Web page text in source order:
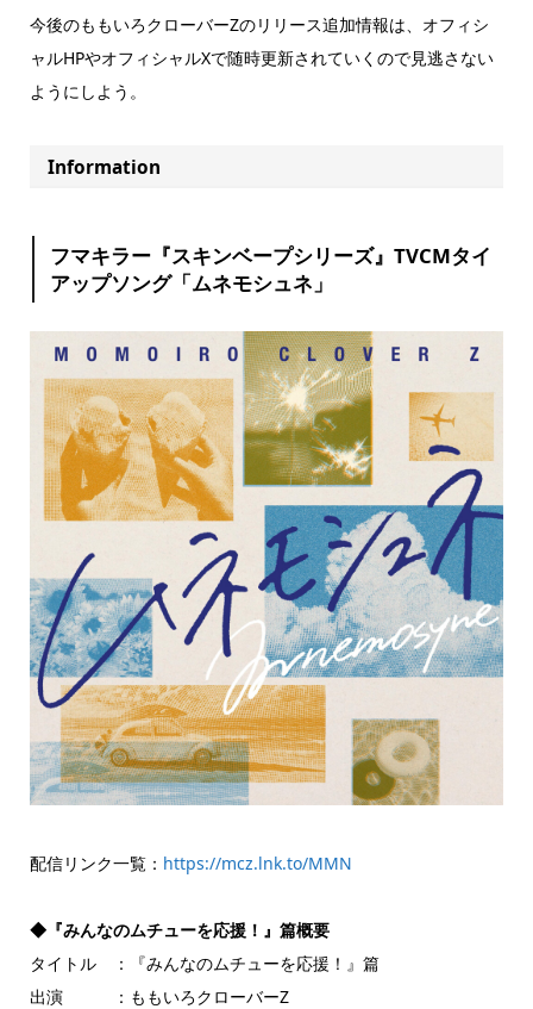
今後のももいろクローバーZのリリース追加情報は、オフィシ
ャルHPやオフィシャルXで随時更新されていくので見逃さない
ようにしよう。
Information
フマキラー『スキンベープシリーズ』TVCMタイ
アップソング「ムネモシュネ」
配信リンク一覧： https://mcz.lnk.to/MMN
◆『みんなのムチューを応援！』篇概要
タイトル ：『みんなのムチューを応援！』篇
出演 ：ももいろクローバーZ